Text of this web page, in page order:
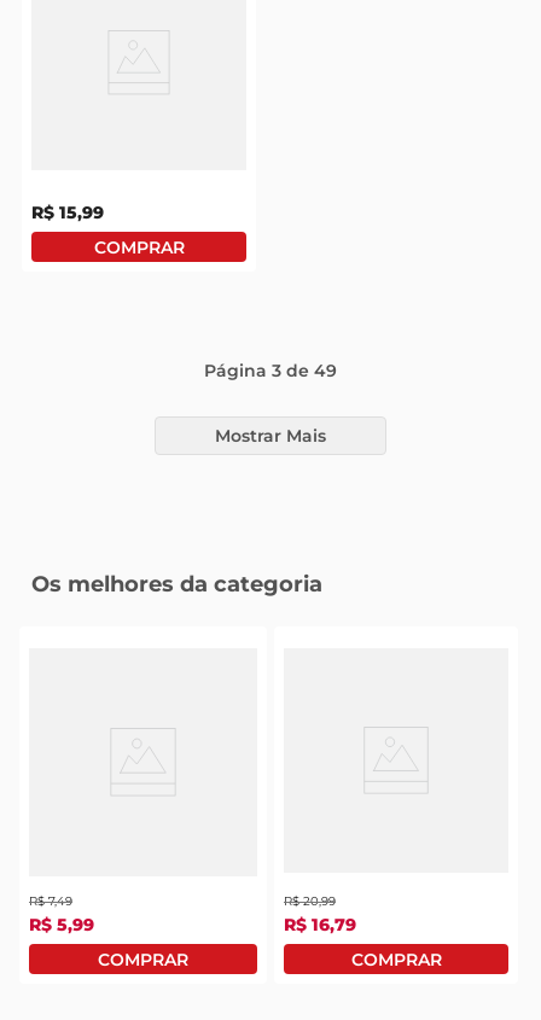
50 Unidades
R$ 15,99
Página 3de 49
Mostrar Mais
Os melhores da categoria
R$ 7,49
R$ 5,99
R$ 20,99
R$ 16,79